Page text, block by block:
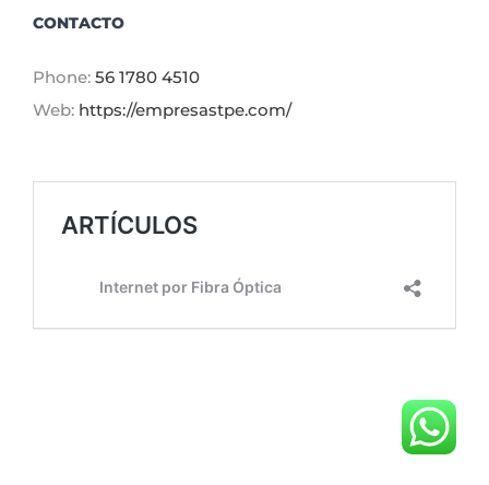
CONTACTO
Phone: 56 1780 4510
Web: https://empresastpe.com/